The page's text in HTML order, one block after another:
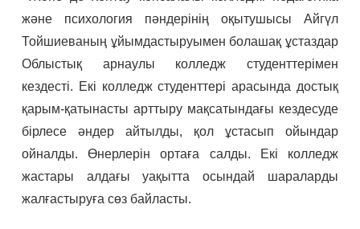
және психология пәндерінің оқытушысы Айгүл
Тойшиеваның ұйымдастыруымен болашақ ұстаздар
Облыстық арнаулы колледж студенттерімен
кездесті. Екі колледж студенттері арасында достық
қарым-қатынасты арттыру мақсатындағы кездесуде
бірлесе әндер айтылды, қол ұстасып ойындар
ойналды. Өнерлерін ортаға салды. Екі колледж
жастары алдағы уақытта осындай шараларды
жалғастыруға сөз байласты.